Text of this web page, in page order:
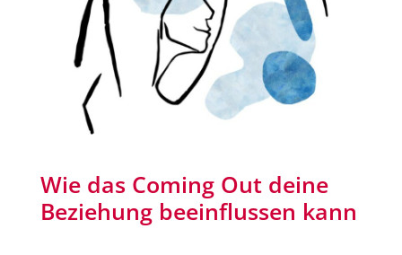
Wie das Coming Out deine
Beziehung beeinflussen kann